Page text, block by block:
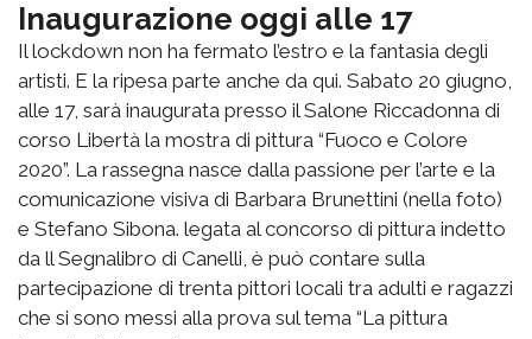
Inaugurazione oggi alle 17
Il lockdown non ha fermato l’estro e la fantasia degli
artisti. E la ripesa parte anche da qui. Sabato 20 giugno,
alle 17, sarà inaugurata presso il Salone Riccadonna di
corso Libertà la mostra di pittura “Fuoco e Colore
2020”. La rassegna nasce dalla passione per l’arte e la
comunicazione visiva di Barbara Brunettini (nella foto)
e Stefano Sibona. legata al concorso di pittura indetto
da ll Segnalibro di Canelli, è può contare sulla
partecipazione di trenta pittori locali tra adulti e ragazzi
che si sono messi alla prova sul tema “La pittura